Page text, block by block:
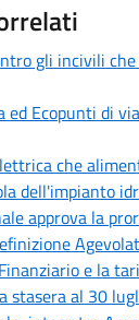
gli incivili
ed Ecopunti di
che
dell'impianto
approva la
e la
stasera al 30